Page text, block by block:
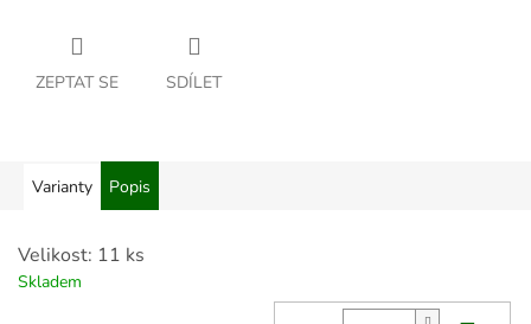
ZEPTAT SE SDÍLET
Varianty Popis
Velikost: 11 ks
Skladem